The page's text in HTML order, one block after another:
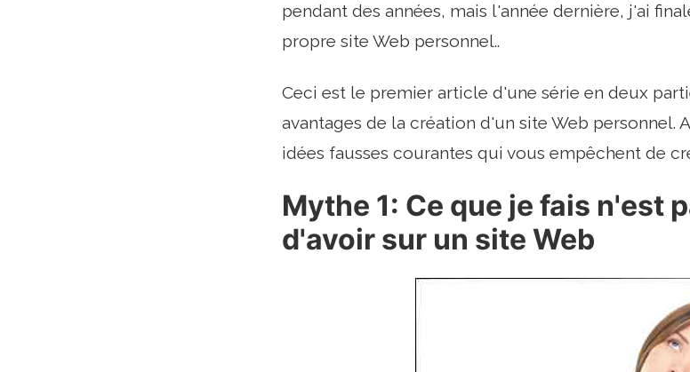
pendant des années, mais l'année dernière, j'ai
propre site Web personnel..
Ceci est le premier article d'une série en deux
avantages de la création d'un site Web personnel.
idées fausses courantes qui vous empêchent de
Mythe 1: Ce que je fais n'est
d'avoir sur un site Web